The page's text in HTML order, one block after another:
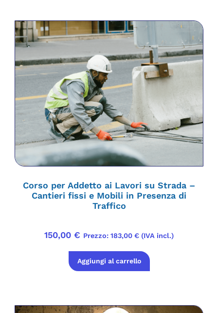
Corso per Addetto ai Lavori su Strada –
Cantieri fissi e Mobili in Presenza di
Traffico
150,00 € Prezzo: 183,00 € (IVA incl.)
Aggiungi al carrello